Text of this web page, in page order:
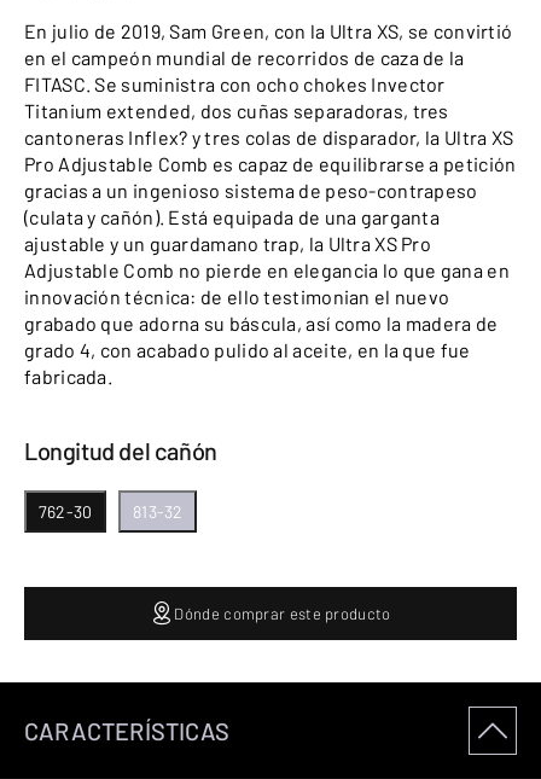
En julio de 2019, Sam Green, con la Ultra XS, se convirtió
en el campeón mundial de recorridos de caza de la
FITASC. Se suministra con ocho chokes Invector
Titanium extended, dos cuñas separadoras, tres
cantoneras Inflex? y tres colas de disparador, la Ultra XS
Pro Adjustable Comb es capaz de equilibrarse a petición
gracias a un ingenioso sistema de peso-contrapeso
(culata y cañón). Está equipada de una garganta
ajustable y un guardamano trap, la Ultra XS Pro
Adjustable Comb no pierde en elegancia lo que gana en
innovación técnica: de ello testimonian el nuevo
grabado que adorna su báscula, así como la madera de
grado 4, con acabado pulido al aceite, en la que fue
fabricada.
Longitud del cañón
762-30 813-32
Dónde comprar este producto
CARACTERÍSTICAS